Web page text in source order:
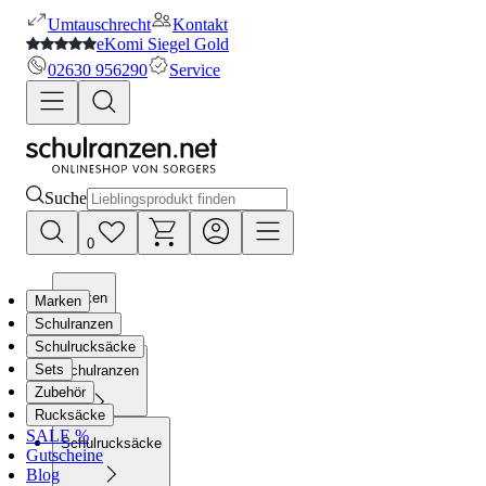
Umtauschrecht
Kontakt
eKomi Siegel Gold
02630 956290
Service
Suche
0
Marken
Schulranzen
Schulrucksäcke
Marken
Schulranzen
Schulrucksäcke
Sets
Zubehör
Rucksäcke
SALE %
Gutscheine
Blog